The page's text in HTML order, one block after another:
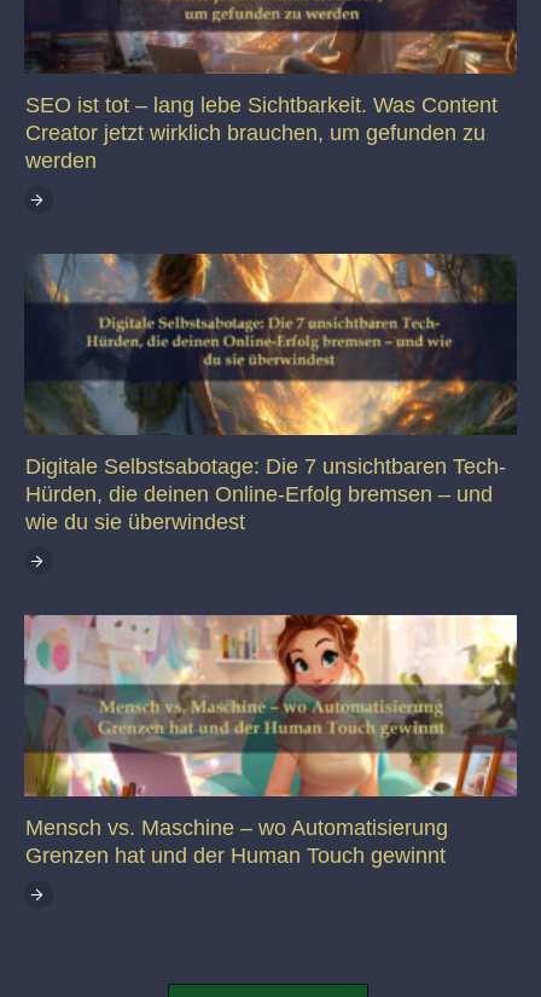
SEO ist tot – lang lebe Sichtbarkeit. Was Content
Creator jetzt wirklich brauchen, um gefunden zu
werden
Digitale Selbstsabotage: Die 7 unsichtbaren Tech-
Hürden, die deinen Online-Erfolg bremsen – und
wie du sie überwindest
Mensch vs. Maschine – wo Automatisierung
Grenzen hat und der Human Touch gewinnt